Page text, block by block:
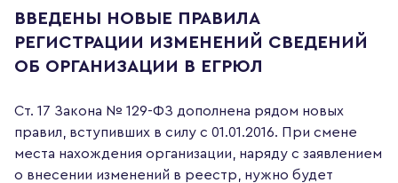
ВВЕДЕНЫ НОВЫЕ ПРАВИЛА
РЕГИСТРАЦИИ ИЗМЕНЕНИЙ СВЕДЕНИЙ
ОБ ОРГАНИЗАЦИИ В ЕГРЮЛ
Ст. 17 Закона № 129-ФЗ дополнена рядом новых
правил, вступивших в силу с 01.01.2016. При смене
места нахождения организации, наряду с заявлением
о внесении изменений в реестр, нужно будет